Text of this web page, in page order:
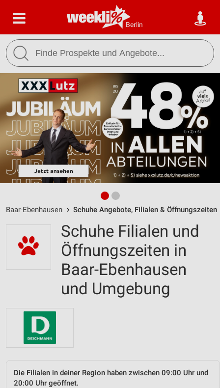
Berlin
Baar-Ebenhausen Schuhe Angebote, Filialen & Öffnungszeiten
Schuhe Filialen und
Öffnungszeiten in
Baar-Ebenhausen
und Umgebung
Die Filialen in deiner Region haben zwischen 09:00 Uhr und
20:00 Uhr geöffnet.